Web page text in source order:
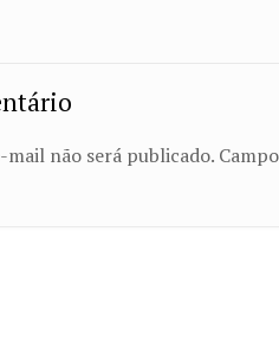
mail não será publicado.